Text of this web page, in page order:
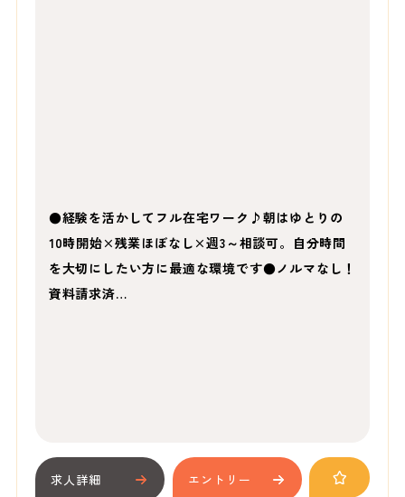
●経験を活かしてフル在宅ワーク♪朝はゆとりの
10時開始×残業ほぼなし×週3～相談可。自分時間
を大切にしたい方に最適な環境です●ノルマなし！
資料請求済…
求人詳細 エントリー